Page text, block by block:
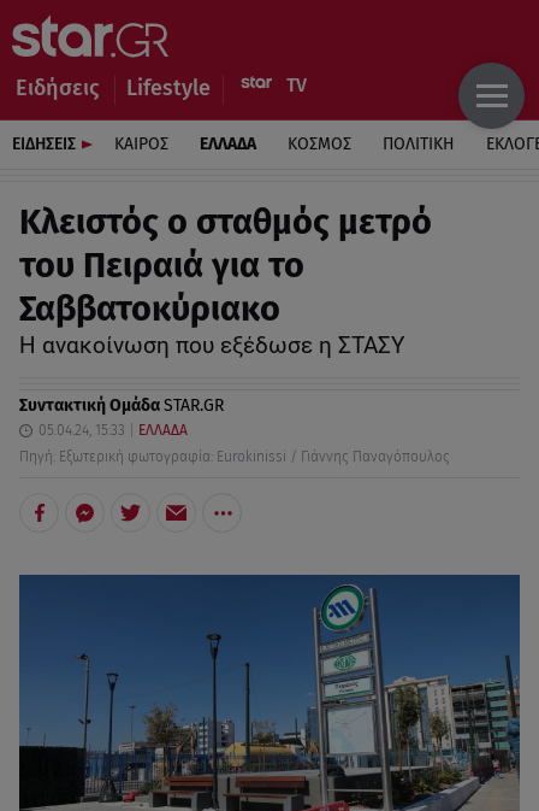
Ειδήσεις Lifestyle
ΕΙΔΗΣΕΙΣ ΚΑΙΡΟΣ ΕΛΛΑΔΑ ΚΟΣΜΟΣ ΠΟΛΙΤΙΚΗ
Κλειστός ο σταθμός μετρό
του Πειραιά για το
Σαββατοκύριακο
Η ανακοίνωση που εξέδωσε η ΣΤΑΣΥ
Συντακτική ΟμάδαSTAR.GR
05.04.24, 15:33
ΕΛΛΑΔΑ
Πηγή: Εξωτερική φωτογραφία: Eurokinissi / Γιάννης Παναγόπουλος